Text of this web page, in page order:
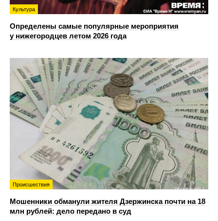
Культура
Определены самые популярные мероприятия
у нижегородцев летом 2026 года
Происшествия
Мошенники обманули жителя Дзержинска почти на 18
млн рублей: дело передано в суд